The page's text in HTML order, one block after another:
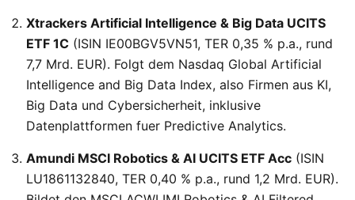
Xtrackers Artificial Intelligence & Big Data UCITS
ETF 1C (ISIN IE00BGV5VN51, TER 0,35 % p.a., rund
7,7 Mrd. EUR). Folgt dem Nasdaq Global Artificial
Intelligence and Big Data Index, also Firmen aus KI,
Big Data und Cybersicherheit, inklusive
Datenplattformen fuer Predictive Analytics.
Amundi MSCI Robotics & AI UCITS ETF Acc (ISIN
LU1861132840, TER 0,40 % p.a., rund 1,2 Mrd. EUR).